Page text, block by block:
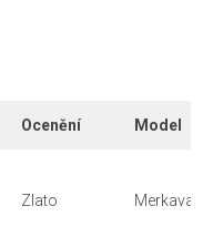
Ocenění Model
Zlato Merkava